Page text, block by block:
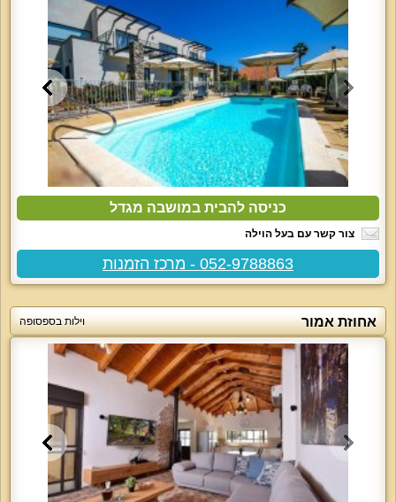
כניסה להבית במושבה מגדל
צור קשר עם בעל הוילה
052-9788863 - מרכז הזמנות
אחוזת אמור וילות בספסופה